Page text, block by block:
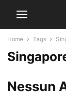
Home Tags
Nessun